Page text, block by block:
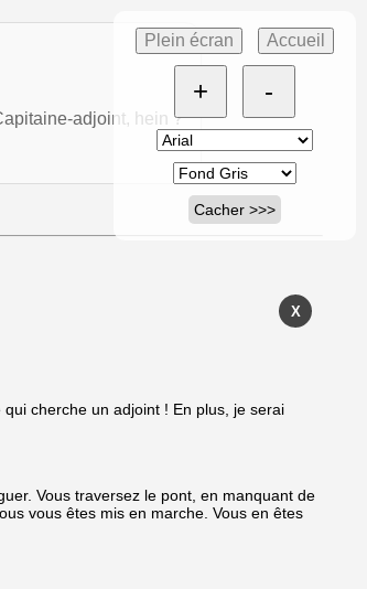
Plein écran Accueil
+ -
Cacher >>>
adjoint, hein ?
X
cherche un adjoint ! En plus, je serai
Vous traversez le pont, en manquant de
vous êtes mis en marche. Vous en êtes